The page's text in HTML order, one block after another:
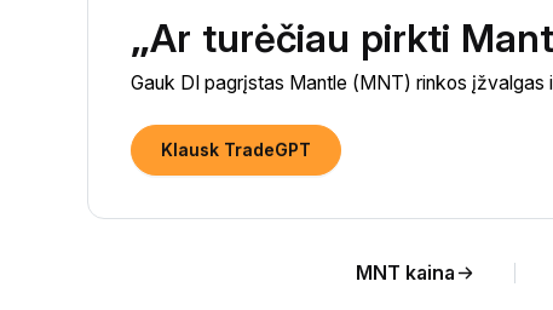
„Ar turėčiau pirkti
Gauk DI pagrįstas Mantle (MNT) rinkos įžvalgas
Klausk TradeGPT
MNT kaina